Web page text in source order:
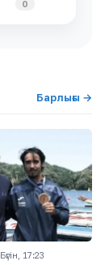
0
Барлығы →
Бүгін, 17:23